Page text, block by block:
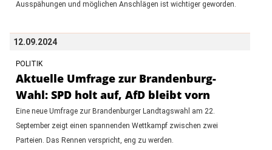
Ausspähungen und möglichen Anschlägen ist wichtiger geworden.
12.09.2024
POLITIK
Aktuelle Umfrage zur Brandenburg-
Wahl: SPD holt auf, AfD bleibt vorn
Eine neue Umfrage zur Brandenburger Landtagswahl am 22.
September zeigt einen spannenden Wettkampf zwischen zwei
Parteien. Das Rennen verspricht, eng zu werden.